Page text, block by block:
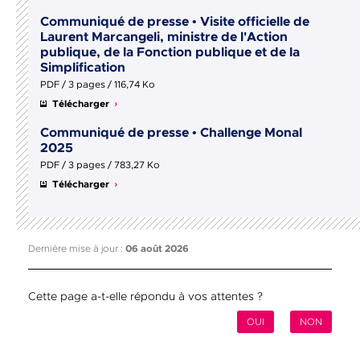
Communiqué de presse • Visite officielle de
Laurent Marcangeli, ministre de l'Action
publique, de la Fonction publique et de la
Simplification
PDF / 3 pages / 116,74 Ko
Télécharger
Communiqué de presse • Challenge Monal
2025
PDF / 3 pages / 783,27 Ko
Télécharger
Dernière mise à jour : 06 août 2026
Cette page a-t-elle répondu à vos attentes ?
NON
OUI